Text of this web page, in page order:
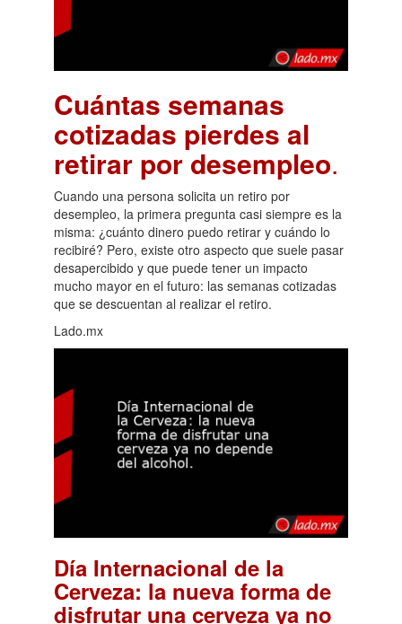
Cuántas semanas
cotizadas pierdes al
retirar por desempleo.
Cuando una persona solicita un retiro por
desempleo, la primera pregunta casi siempre es la
misma: ¿cuánto dinero puedo retirar y cuándo lo
recibiré? Pero, existe otro aspecto que suele pasar
desapercibido y que puede tener un impacto
mucho mayor en el futuro: las semanas cotizadas
que se descuentan al realizar el retiro.
Lado.mx
Día Internacional de la
Cerveza: la nueva forma de
disfrutar una cerveza ya no